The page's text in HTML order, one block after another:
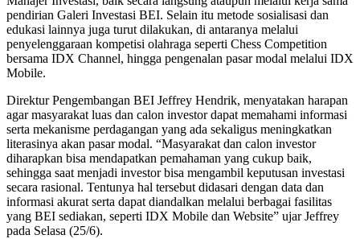
pendirian Galeri Investasi BEI. Selain itu metode sosialisasi dan
edukasi lainnya juga turut dilakukan, di antaranya melalui
penyelenggaraan kompetisi olahraga seperti Chess Competition
bersama IDX Channel, hingga pengenalan pasar modal melalui IDX
Mobile.
Direktur Pengembangan BEI Jeffrey Hendrik, menyatakan harapan
agar masyarakat luas dan calon investor dapat memahami informasi
serta mekanisme perdagangan yang ada sekaligus meningkatkan
literasinya akan pasar modal. “Masyarakat dan calon investor
diharapkan bisa mendapatkan pemahaman yang cukup baik,
sehingga saat menjadi investor bisa mengambil keputusan investasi
secara rasional. Tentunya hal tersebut didasari dengan data dan
informasi akurat serta dapat diandalkan melalui berbagai fasilitas
yang BEI sediakan, seperti IDX Mobile dan Website” ujar Jeffrey
pada Selasa (25/6).